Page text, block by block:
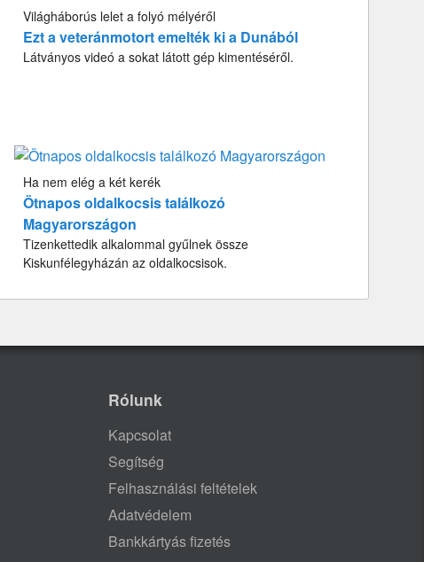
Világháborús lelet a folyó mélyéről
Ezt a veteránmotort emelték ki a Dunából
Látványos videó a sokat látott gép kimentéséről.
Ha nem elég a két kerék
Ötnapos oldalkocsis találkozó
Magyarországon
Tizenkettedik alkalommal gyűlnek össze
Kiskunfélegyházán az oldalkocsisok.
Rólunk
Kapcsolat
Segítség
Felhasználási feltételek
Adatvédelem
Bankkártyás fizetés